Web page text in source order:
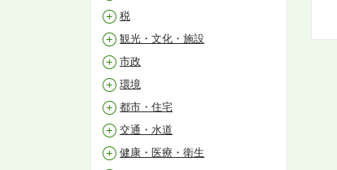
税
観光・文化・施設
市政
環境
都市・住宅
交通・水道
健康・医療・衛生